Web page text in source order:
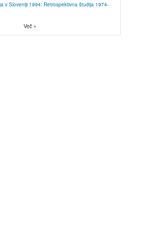
v Sloveniji 1994: Retrospektivna študija 1974-
Več »